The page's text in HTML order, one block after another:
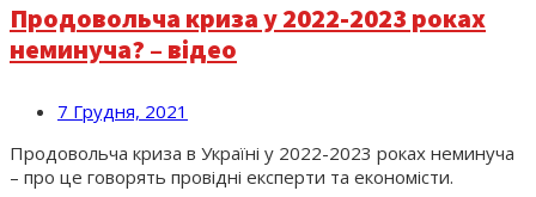
Продовольча криза у 2022-2023 роках
неминуча? – відео
7 Грудня, 2021
Продовольча криза в Україні у 2022-2023 роках неминуча
– про це говорять провідні експерти та економісти.